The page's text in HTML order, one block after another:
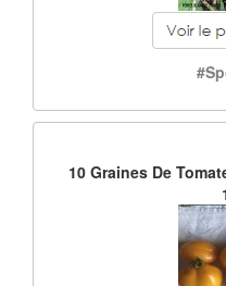
10 Graines De